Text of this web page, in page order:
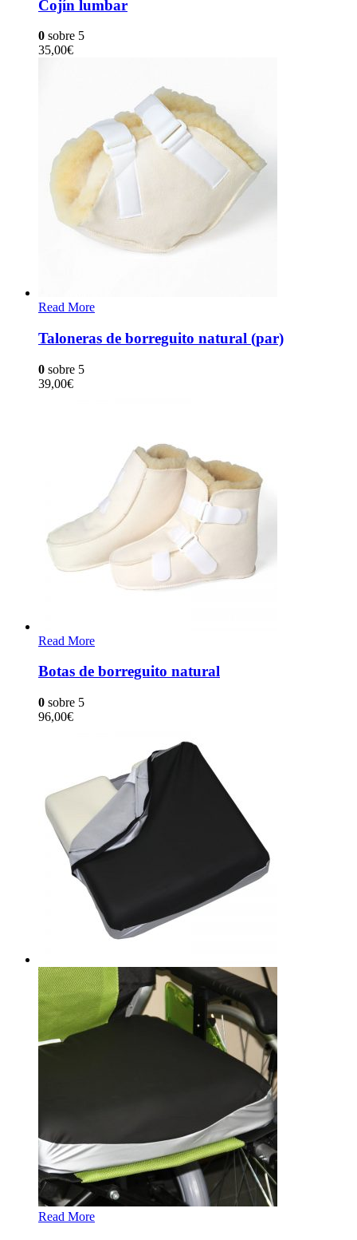
Cojín lumbar
0 sobre 5
35,00€
Read More
Taloneras de borreguito natural (par)
0 sobre 5
39,00€
Read More
Botas de borreguito natural
0 sobre 5
96,00€
Read More